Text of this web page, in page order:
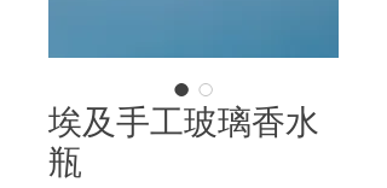
埃及手工玻璃香水
瓶